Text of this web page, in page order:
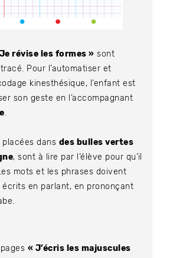
révise les formes » sont
Pour l’automatiser et
kinesthésique, l’enfant est
son geste en l’accompagnant
placées dans des bulles vertes
, sont à lire par l’élève pour qu’il
mots et les phrases doivent
en parlant, en prononçant
« J’écris les majuscules